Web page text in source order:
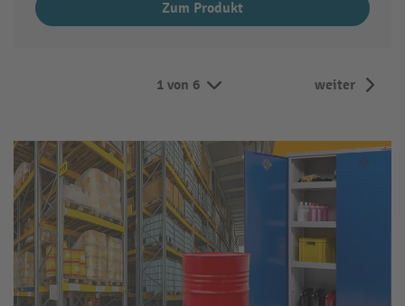
Zum Produkt
1 von 6 weiter